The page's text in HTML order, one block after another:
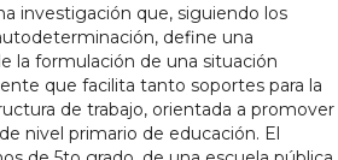
investigación que, siguiendo los
define una
la formulación de una situación
que facilita tanto soportes para la
de trabajo, orientada a promover
nivel primario de educación. El